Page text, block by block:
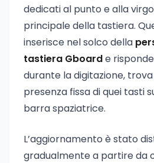
dedicati al punto e alla
principale della tastiera.
inserisce nel solco della
tastiera Gboarde
durante la digitazione,
presenza fissa di quei tasti
barra spaziatrice.
L’aggiornamento è stato
gradualmente a partire da